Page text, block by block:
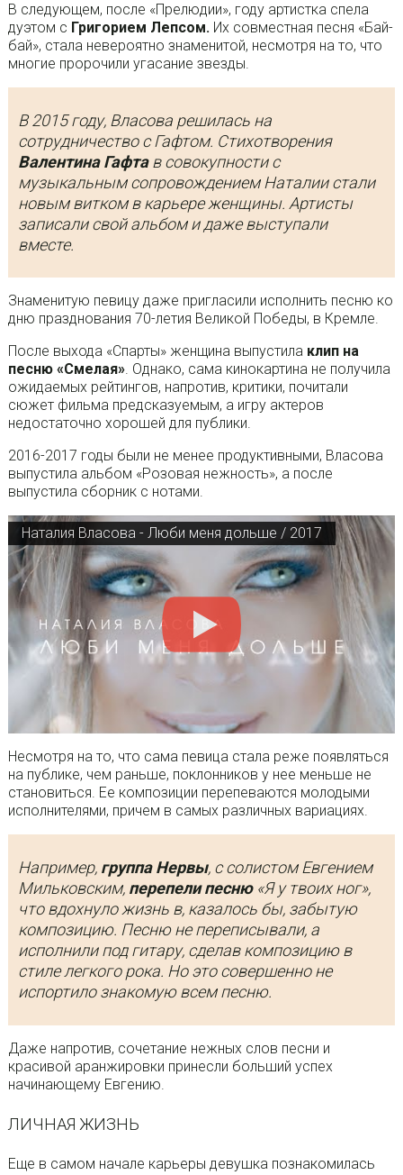
В следующем, после «Прелюдии», году артистка спела
дуэтом с Григорием Лепсом.Их совместная песня «Бай-
бай», стала невероятно знаменитой, несмотря на то, что
многие пророчили угасание звезды.
В 2015 году, Власова решилась на
сотрудничество с Гафтом. Стихотворения
Валентина Гафтав совокупности с
музыкальным сопровождением Наталии стали
новым витком в карьере женщины. Артисты
записали свой альбом и даже выступали
вместе.
Знаменитую певицу даже пригласили исполнить песню ко
дню празднования 70-летия Великой Победы, в Кремле.
После выхода «Спарты» женщина выпустила клип на
песню «Смелая». Однако, сама кинокартина не получила
ожидаемых рейтингов, напротив, критики, почитали
сюжет фильма предсказуемым, а игру актеров
недостаточно хорошей для публики.
2016-2017 годы были не менее продуктивными, Власова
выпустила альбом «Розовая нежность», а после
выпустила сборник с нотами.
Наталия Власова - Люби меня дольше / 2017
Несмотря на то, что сама певица стала реже появляться
на публике, чем раньше, поклонников у нее меньше не
становиться. Ее композиции перепеваются молодыми
исполнителями, причем в самых различных вариациях.
Например, группа Нервы, с солистом Евгением
Мильковским, перепели песню«Я у твоих ног»,
что вдохнуло жизнь в, казалось бы, забытую
композицию. Песню не переписывали, а
исполнили под гитару, сделав композицию в
стиле легкого рока. Но это совершенно не
испортило знакомую всем песню.
Даже напротив, сочетание нежных слов песни и
красивой аранжировки принесли больший успех
начинающему Евгению.
ЛИЧНАЯ ЖИЗНЬ
Еще в самом начале карьеры девушка познакомилась